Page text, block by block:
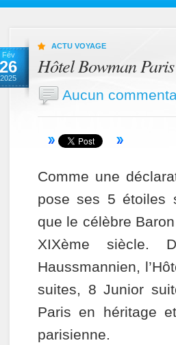
Fév
26
2025
ACTU VOYAGE
Hôtel Bowman Paris
Aucun
Comme une
pose ses 5 étoiles
que le célèbre
XIXème siècle.
Haussmannien,
suites, 8 Junior
Paris en héritage
parisienne.